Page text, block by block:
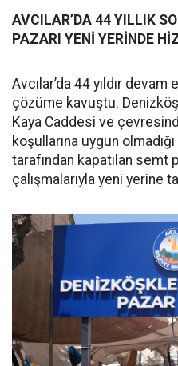
AVCILAR’DA 44 YILLIK
PAZARI YENİ YERİNDE
Avcılar’da 44 yıldır
çözüme kavuştu.
Kaya Caddesi ve
koşullarına uygun
tarafından kapatılan semt
çalışmalarıyla yeni yerine